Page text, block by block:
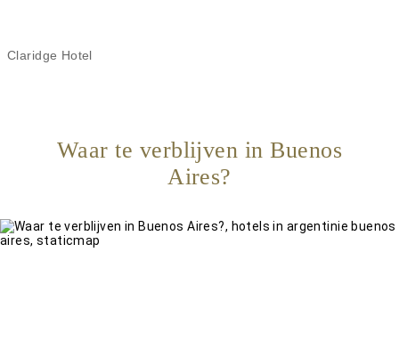
Claridge Hotel
Waar te verblijven in Buenos
Aires?